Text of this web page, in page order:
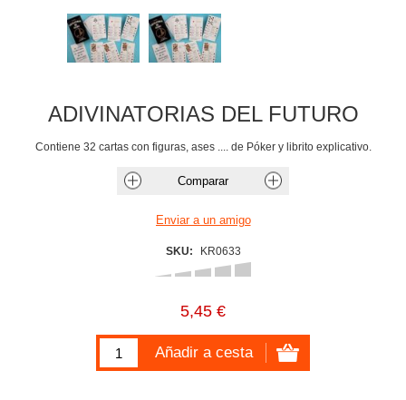
ADIVINATORIAS DEL FUTURO
Contiene 32 cartas con figuras, ases .... de Póker y librito explicativo.
SKU: KR0633
5,45 €